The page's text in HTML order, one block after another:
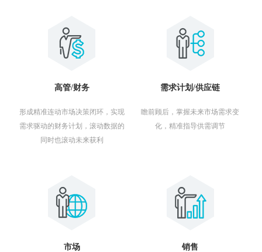
高管/财务
形成精准连动市场决策闭环，实现
需求驱动的财务计划，滚动数据的
同时也滚动未来获利
需求计划/供应链
瞻前顾后，掌握未来市场需求变
化，精准指导供需调节
市场 销售